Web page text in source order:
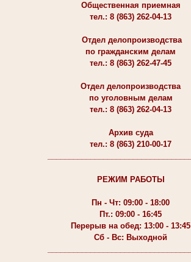
Общественная приемная
тел.: 8 (863) 262-04-13
Отдел делопроизводства
по гражданским делам
тел.: 8 (863) 262-47-45
Отдел делопроизводства
по уголовным делам
тел.: 8 (863) 262-04-13
Архив суда
тел.: 8 (863) 210-00-17
РЕЖИМ РАБОТЫ
Пн - Чт: 09:00 - 18:00
Пт.: 09:00 - 16:45
Перерыв на обед: 13:00 - 13:45
Сб - Вс: Выходной